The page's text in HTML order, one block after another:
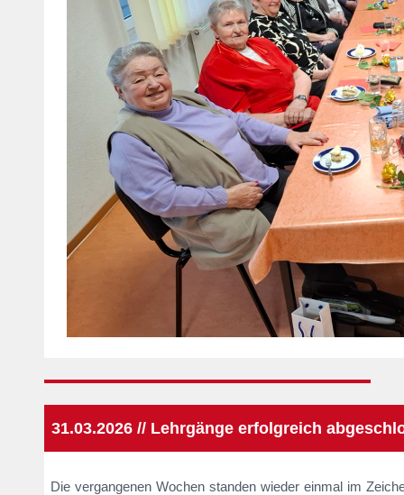
31.03.2026 // Lehrgänge erfolgreich
Die vergangenen Wochen standen wieder einmal im